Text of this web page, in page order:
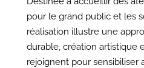
pour le grand public et les
réalisation illustre une
durable, création artistique
rejoignent pour sensibiliser